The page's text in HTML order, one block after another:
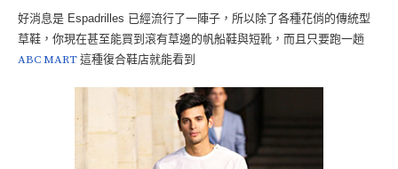
好消息是 Espadrilles 已經流行了一陣子，所以除了各種花俏的傳統型
草鞋，你現在甚至能買到滾有草邊的帆船鞋與短靴，而且只要跑一趟
ABC MART 這種復合鞋店就能看到